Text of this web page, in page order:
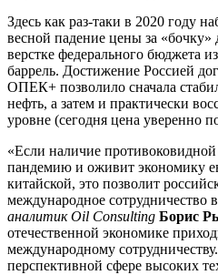
Здесь как раз-таки в 2020 году
весной падение цены за
верстке федерального бюджета
баррель. Достижение Россией
ОПЕК+ позволило сначала
нефть, а затем и практически
уровне (сегодня цена уверенно
«Если наличие
пандемию и оживит экономику
китайской, это позволит
международное сотрудничество
аналитик Oil Consulting Борис
отечественной экономике
международному
перспективной сфере высоких